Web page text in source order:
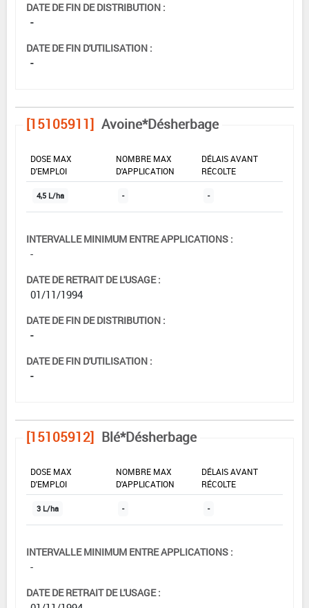
DATE DE FIN DE DISTRIBUTION :
-
DATE DE FIN D'UTILISATION :
-
[15105911] Avoine*Désherbage
DOSE MAX
D'EMPLOI
NOMBRE MAX
D'APPLICATION
DÉLAIS AVANT
RÉCOLTE
4,5 L/ha - -
INTERVALLE MINIMUM ENTRE APPLICATIONS :
-
DATE DE RETRAIT DE L'USAGE :
01/11/1994
DATE DE FIN DE DISTRIBUTION :
-
DATE DE FIN D'UTILISATION :
-
[15105912] Blé*Désherbage
DOSE MAX
D'EMPLOI
NOMBRE MAX
D'APPLICATION
DÉLAIS AVANT
RÉCOLTE
3 L/ha - -
INTERVALLE MINIMUM ENTRE APPLICATIONS :
-
DATE DE RETRAIT DE L'USAGE :